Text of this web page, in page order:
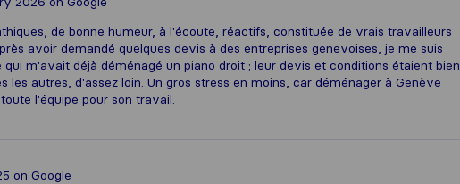
de bonne humeur, à l'écoute, réactifs, constituée de vrais travailleurs
avoir demandé quelques devis à des entreprises genevoises, je me suis
m'avait déjà déménagé un piano droit ; leur devis et conditions étaient bien
les autres, d'assez loin. Un gros stress en moins, car déménager à Genève
l'équipe pour son travail.
on Google